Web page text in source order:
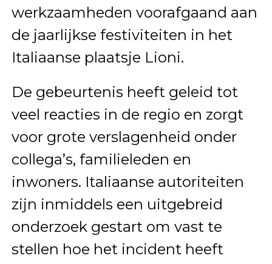
werkzaamheden voorafgaand aan
de jaarlijkse festiviteiten in het
Italiaanse plaatsje Lioni.
De gebeurtenis heeft geleid tot
veel reacties in de regio en zorgt
voor grote verslagenheid onder
collega’s, familieleden en
inwoners. Italiaanse autoriteiten
zijn inmiddels een uitgebreid
onderzoek gestart om vast te
stellen hoe het incident heeft